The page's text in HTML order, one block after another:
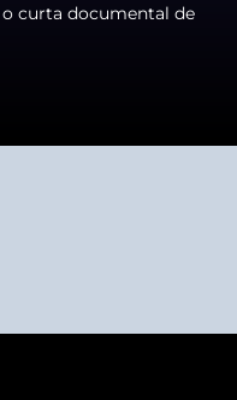
o curta documental de